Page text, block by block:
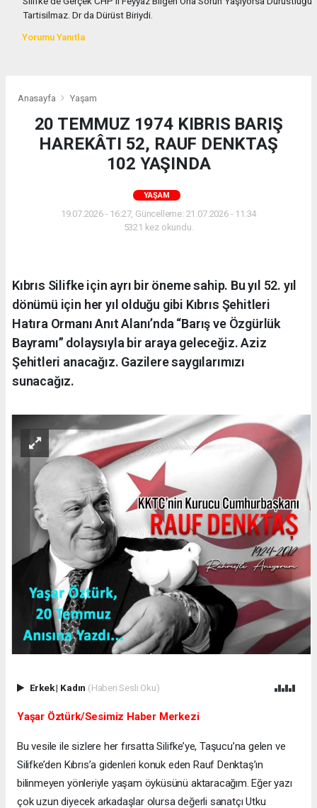
Tartisilmaz. Dr da Dürüst Biriydi.
Yorumu Yanıtla
Anasayfa Yaşam
20 TEMMUZ 1974 KIBRIS BARIŞ
HAREKÂTI 52, RAUF DENKTAŞ
102 YAŞINDA
YAŞAM
19.07.2026 - 16:27, Güncelleme: 21.07.2026 - 11:34
5321 kez okundu.
Kıbrıs Silifke için ayrı bir öneme sahip. Bu yıl 52. yıl
dönümü için her yıl olduğu gibi Kıbrıs Şehitleri
Hatıra Ormanı Anıt Alanı’nda “Barış ve Özgürlük
Bayramı” dolaysıyla bir araya geleceğiz. Aziz
Şehitleri anacağız. Gazilere saygılarımızı
sunacağız.
Erkek| Kadın (Haberi Sesli Oku)
Yaşar Öztürk/Sesimiz Haber Merkezi
Bu vesile ile sizlere her fırsatta Silifke’ye, Taşucu’na gelen ve
Silifke’den Kıbrıs’a gidenleri konuk eden Rauf Denktaş’ın
bilinmeyen yönleriyle yaşam öyküsünü aktaracağım. Eğer yazı
çok uzun diyecek arkadaşlar olursa değerli sanatçı Utku